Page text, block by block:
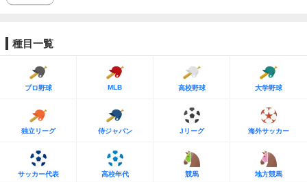
種目一覧
プロ野球 MLB 高校野球 大学野球
独立リーグ 侍ジャパン Jリーグ 海外サッカー
サッカー代表 高校年代 競馬 地方競馬